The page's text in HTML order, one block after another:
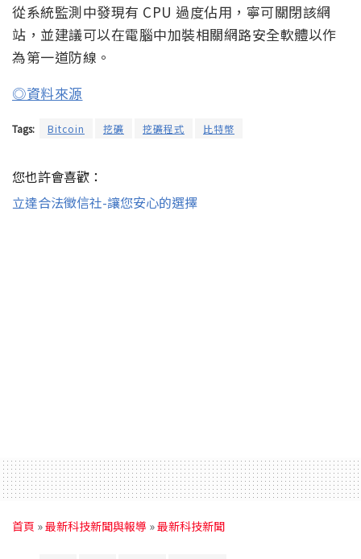
從系統監測中發現有 CPU 過度佔用，寧可關閉該網
站，並建議可以在電腦中加裝相關網路安全軟體以作
為第一道防線。
◎資料來源
Tags: Bitcoin 挖礦 挖礦程式 比特幣
您也許會喜歡：
立達合法徵信社-讓您安心的選擇
首頁 »最新科技新聞與報導 »最新科技新聞